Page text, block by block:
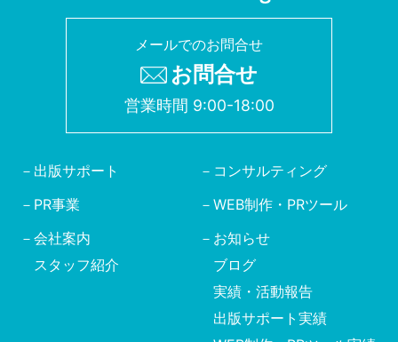
メールでのお問合せ
お問合せ
営業時間 9:00-18:00
出版サポート
コンサルティング
PR事業
WEB制作・PRツール
会社案内
スタッフ紹介
お知らせ
ブログ
実績・活動報告
出版サポート実績